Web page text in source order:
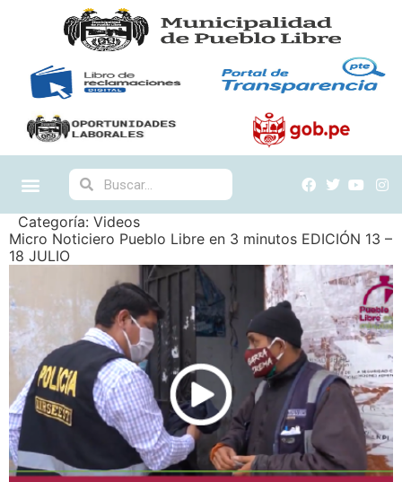
Categoría: Videos
Micro Noticiero Pueblo Libre en 3 minutos EDICIÓN 13 –
18 JULIO